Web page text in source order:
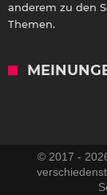
anderem zu den
Themen.
© 2017 -